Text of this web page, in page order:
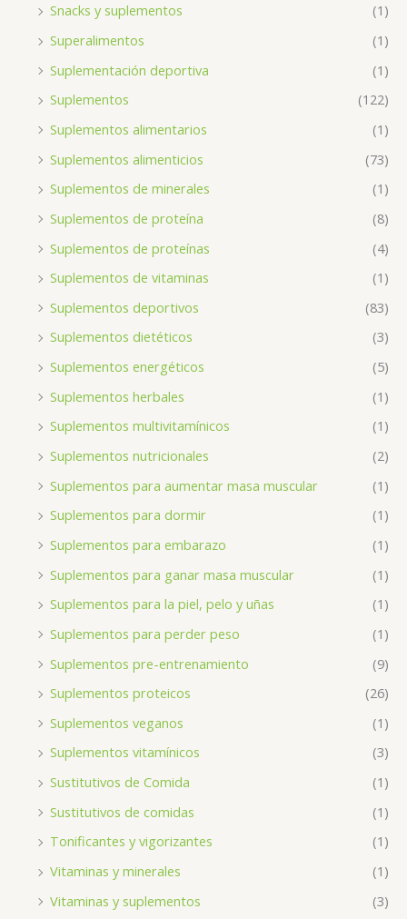
Snacks y suplementos
(1)
Superalimentos
(1)
Suplementación deportiva
(1)
Suplementos
(122)
Suplementos alimentarios
(1)
Suplementos alimenticios
(73)
Suplementos de minerales
(1)
Suplementos de proteína
(8)
Suplementos de proteínas
(4)
Suplementos de vitaminas
(1)
Suplementos deportivos
(83)
Suplementos dietéticos
(3)
Suplementos energéticos
(5)
Suplementos herbales
(1)
Suplementos multivitamínicos
(1)
Suplementos nutricionales
(2)
Suplementos para aumentar masa muscular
(1)
Suplementos para dormir
(1)
Suplementos para embarazo
(1)
Suplementos para ganar masa muscular
(1)
Suplementos para la piel, pelo y uñas
(1)
Suplementos para perder peso
(1)
Suplementos pre-entrenamiento
(9)
Suplementos proteicos
(26)
Suplementos veganos
(1)
Suplementos vitamínicos
(3)
Sustitutivos de Comida
(1)
Sustitutivos de comidas
(1)
Tonificantes y vigorizantes
(1)
Vitaminas y minerales
(1)
Vitaminas y suplementos
(3)